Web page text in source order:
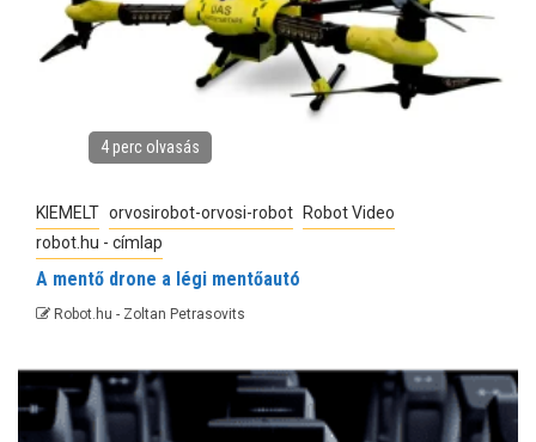
4 perc olvasás
KIEMELT orvosirobot-orvosi-robot
Robot Video
robot.hu - címlap
A mentő drone a légi mentőautó
Robot.hu - Zoltan Petrasovits